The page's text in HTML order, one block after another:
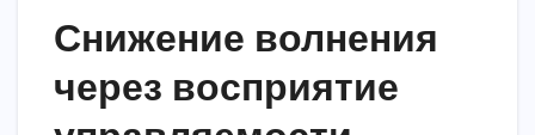
Снижение волнения
через восприятие